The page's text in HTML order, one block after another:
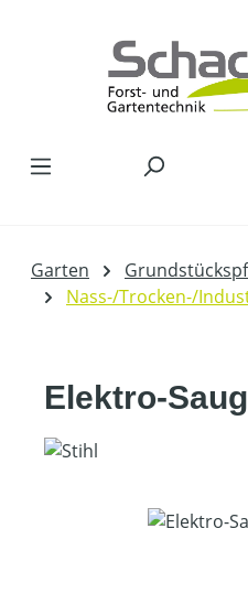
Garten
Nass-/Trocken-/
Elektro-
Bildergalerie überspringen